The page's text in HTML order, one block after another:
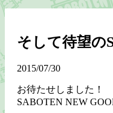
そして待望の
2015/07/30
お待たせしました！
SABOTEN NEW